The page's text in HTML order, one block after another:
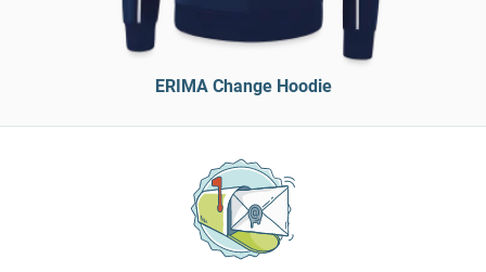
ERIMA Change Hoodie